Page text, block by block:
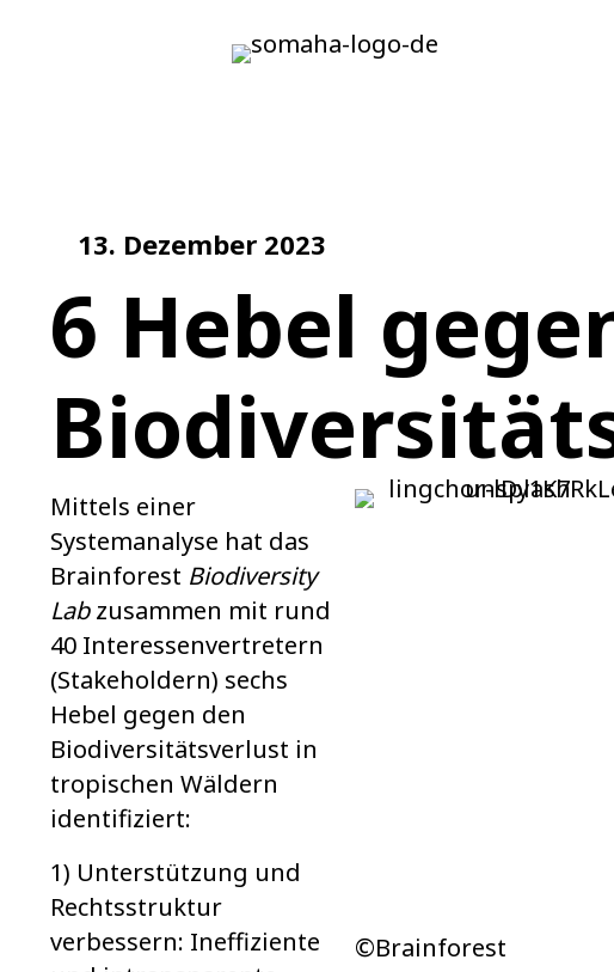
13. Dezember 2023
6 Hebel
Mittels einer
Systemanalyse hat das
Brainforest Biodiversity
Labzusammen mit rund
40 Interessen­vertretern
(Stakeholdern) sechs
Hebel gegen den
Biodiversitäts­verlust in
tropischen Wäldern
identifiziert:
1) Unterstützung und
Rechtsstruktur
verbessern: Ineffiziente
©Brainforest